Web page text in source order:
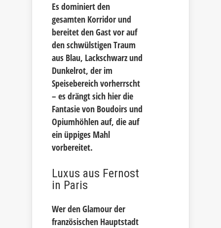
Es dominiert den
gesamten Korridor und
bereitet den Gast vor auf
den schwülstigen Traum
aus Blau, Lackschwarz und
Dunkelrot, der im
Speisebereich vorherrscht
– es drängt sich hier die
Fantasie von Boudoirs und
Opiumhöhlen auf, die auf
ein üppiges Mahl
vorbereitet.
Luxus aus Fernost
in Paris
Wer den Glamour der
französischen Hauptstadt